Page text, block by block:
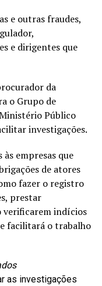
e outras fraudes,
e dirigentes que
da
o Grupo de
Público
investigações.
às empresas que
de atores
fazer o registro
prestar
verificarem indícios
facilitará o trabalho
as investigações